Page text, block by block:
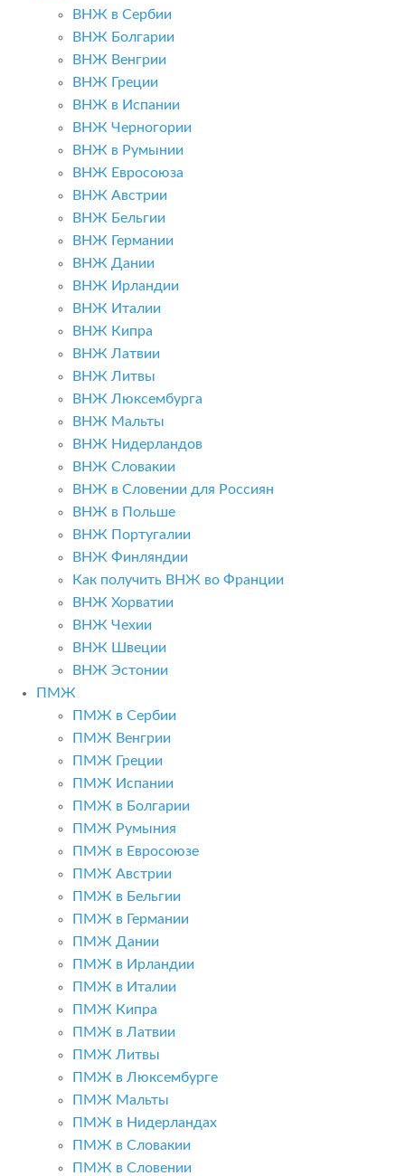
ВНЖ в Сербии
ВНЖ Болгарии
ВНЖ Венгрии
ВНЖ Греции
ВНЖ в Испании
ВНЖ Черногории
ВНЖ в Румынии
ВНЖ Евросоюза
ВНЖ Австрии
ВНЖ Бельгии
ВНЖ Германии
ВНЖ Дании
ВНЖ Ирландии
ВНЖ Италии
ВНЖ Кипра
ВНЖ Латвии
ВНЖ Литвы
ВНЖ Люксембурга
ВНЖ Мальты
ВНЖ Нидерландов
ВНЖ Словакии
ВНЖ в Словении для Россиян
ВНЖ в Польше
ВНЖ Португалии
ВНЖ Финляндии
Как получить ВНЖ во Франции
ВНЖ Хорватии
ВНЖ Чехии
ВНЖ Швеции
ВНЖ Эстонии
ПМЖ
ПМЖ в Сербии
ПМЖ Венгрии
ПМЖ Греции
ПМЖ Испании
ПМЖ в Болгарии
ПМЖ Румыния
ПМЖ в Евросоюзе
ПМЖ Австрии
ПМЖ в Бельгии
ПМЖ в Германии
ПМЖ Дании
ПМЖ в Ирландии
ПМЖ в Италии
ПМЖ Кипра
ПМЖ в Латвии
ПМЖ Литвы
ПМЖ в Люксембурге
ПМЖ Мальты
ПМЖ в Нидерландах
ПМЖ в Словакии
ПМЖ в Словении